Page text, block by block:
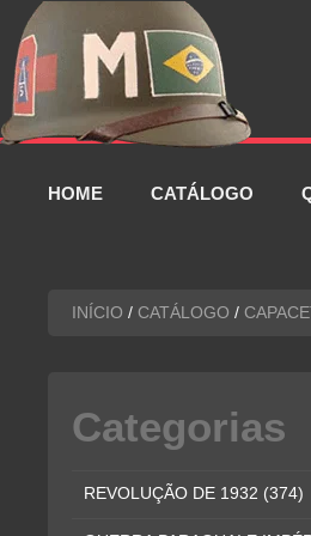
Pular
para
conteúdo
HOME CATÁLOGO
INÍCIO / CATÁLOGO /
Categorias
REVOLUÇÃO DE 1932 (374)